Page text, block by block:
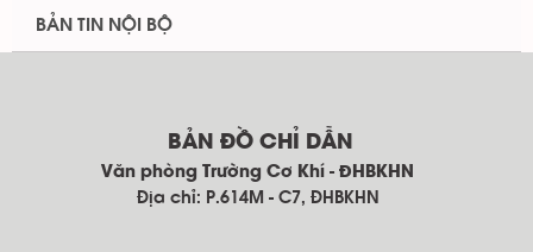
BẢN TIN NỘI BỘ
BẢN ĐỒ CHỈ DẪN
Văn phòng Trường Cơ Khí - ĐHBKHN
Địa chỉ: P.614M - C7, ĐHBKHN